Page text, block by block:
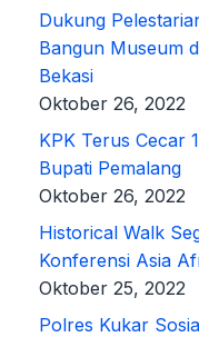
Dukung
Bangun Museum
Bekasi
Oktober 26, 2022
KPK Terus Cecar
Bupati Pemalang
Oktober 26, 2022
Historical Walk
Konferensi Asia
Oktober 25, 2022
Polres Kukar